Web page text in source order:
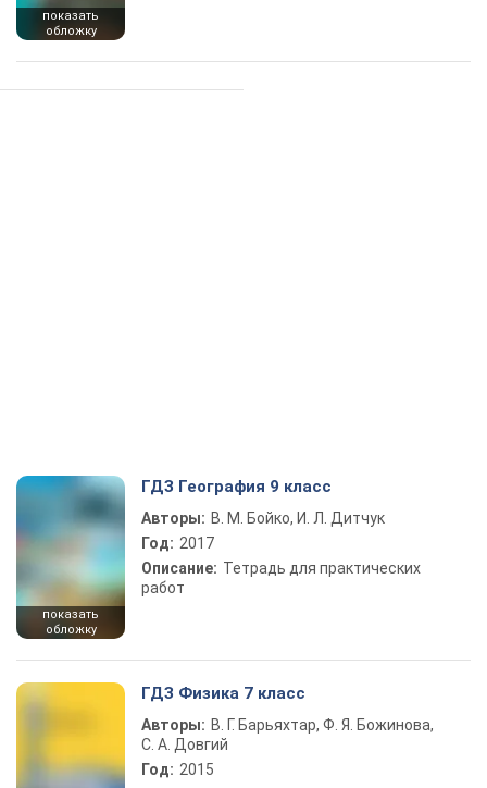
показать
обложку
показать
обложку
ГДЗ География 9 класс
Авторы: В. М. Бойко, И. Л. Дитчук
Год: 2017
Описание: Тетрадь для практических
работ
ГДЗ Физика 7 класс
Авторы: В. Г. Барьяхтар, Ф. Я. Божинова,
С. А. Довгий
Год: 2015